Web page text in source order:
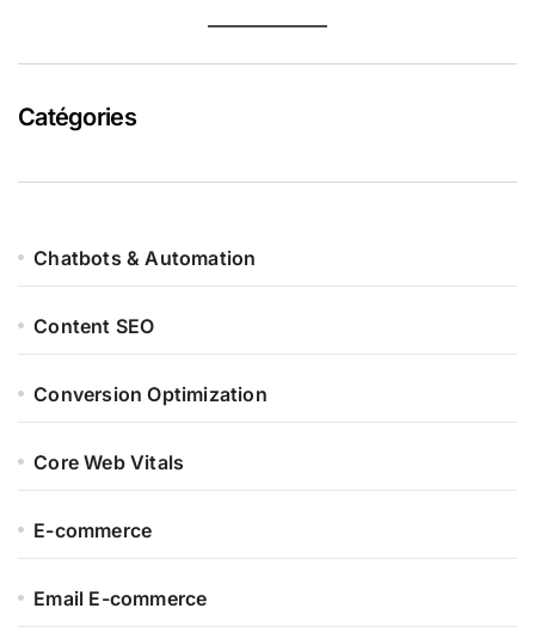
Catégories
Chatbots & Automation
Content SEO
Conversion Optimization
Core Web Vitals
E-commerce
Email E-commerce